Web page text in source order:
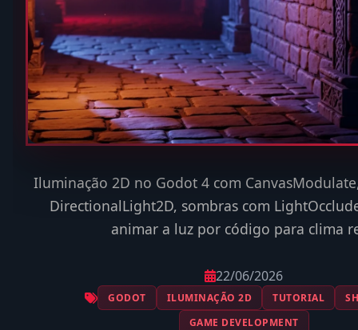
Iluminação 2D no Godot 4 com
DirectionalLight2D, sombras com
animar a luz por código para clima
22/06/2026
GODOT ILUMINAÇÃO 2D TUTORIAL
GAME DEVELOPMENT